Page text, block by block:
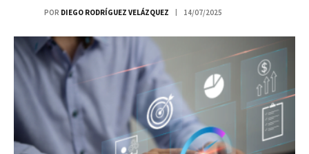
POR DIEGO RODRÍGUEZ VELÁZQUEZ 14/07/2025